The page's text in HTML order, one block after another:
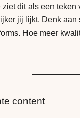
dit als een
jij lijkt. Denk
Hoe meer
content